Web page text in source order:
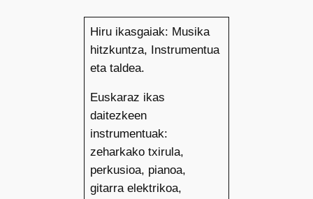
Hiru ikasgaiak: Musika
hitzkuntza, Instrumentua
eta taldea.
Euskaraz ikas
daitezkeen
instrumentuak:
zeharkako txirula,
perkusioa, pianoa,
gitarra elektrikoa,